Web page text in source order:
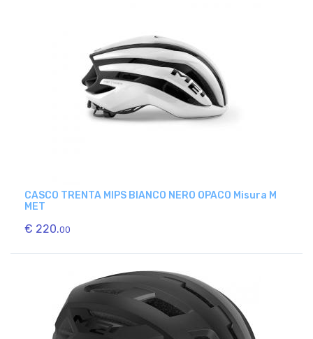
CASCO TRENTA MIPS BIANCO NERO OPACO Misura M
MET
€ 220.00